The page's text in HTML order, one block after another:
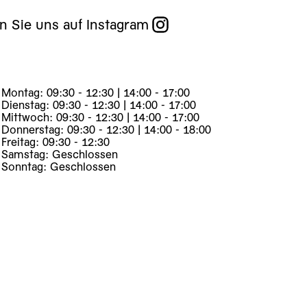
Sie uns auf Instagram
Montag: 09:30 - 12:30 | 14:00 - 17:00
Dienstag: 09:30 - 12:30 | 14:00 - 17:00
Mittwoch: 09:30 - 12:30 | 14:00 - 17:00
Donnerstag: 09:30 - 12:30 | 14:00 - 18:00
Freitag: 09:30 - 12:30
Samstag: Geschlossen
Sonntag: Geschlossen